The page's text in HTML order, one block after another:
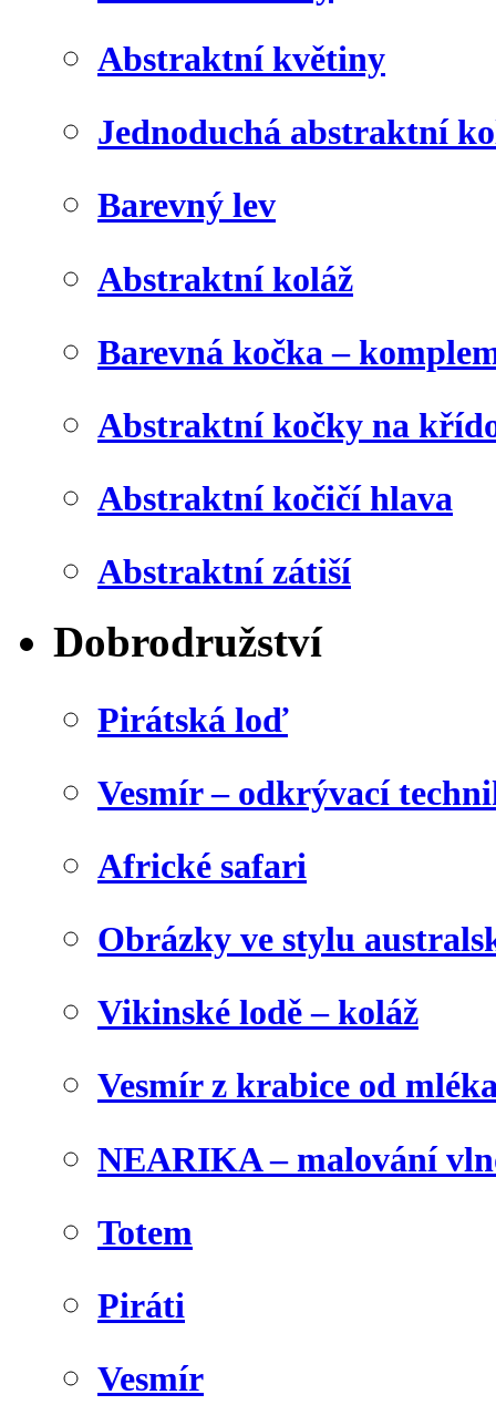
Abstraktní květiny
Jednoduchá abstraktní
Barevný lev
Abstraktní koláž
Barevná kočka –
Abstraktní kočky na
Abstraktní kočičí hlava
Abstraktní zátiší
Dobrodružství
Pirátská loď
Vesmír – odkrývací
Africké safari
Obrázky ve stylu
Vikinské lodě – koláž
Vesmír z krabice od
NEARIKA – malování
Totem
Piráti
Vesmír